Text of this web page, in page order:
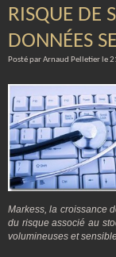
RISQUE DE
DONNÉES
Posté par Arnaud Pelletier le
Markess, la croissance
du risque associé au
volumineuses et